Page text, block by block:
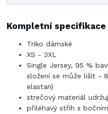
Kompletní specifikace
Triko dámské
XS - 3XL
Single Jersey, 95 %
složení se může lišit -
elastan)
strečový materiál
přiléhavý střih s